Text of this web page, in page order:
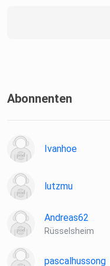
Abonnenten
Ivanhoe
lutzmu
Andreas62
Rüsselsheim
pascalhussong